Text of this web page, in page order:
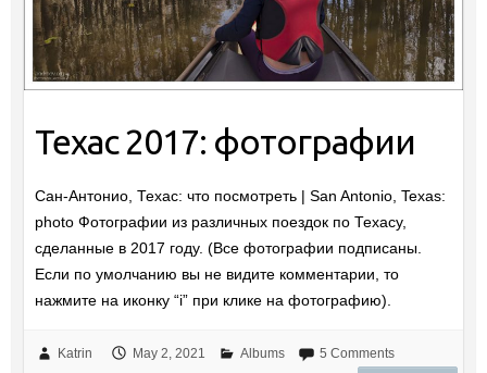
Техас 2017: фотографии
Сан-Антонио, Техас: что посмотреть | San Antonio, Texas:
photo Фотографии из различных поездок по Техасу,
сделанные в 2017 году. (Все фотографии подписаны.
Если по умолчанию вы не видите комментарии, то
нажмите на иконку “i” при клике на фотографию).
Katrin May 2, 2021 Albums 5 Comments